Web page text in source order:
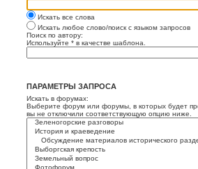
Искать все слова
Искать любое слово/поиск с языком запросов
Поиск по автору:
Используйте * в качестве шаблона.
ПАРАМЕТРЫ ЗАПРОСА
Искать в форумах:
Выберите форум или форумы, в которых будет
вы не отключили соответствующую опцию ниже.